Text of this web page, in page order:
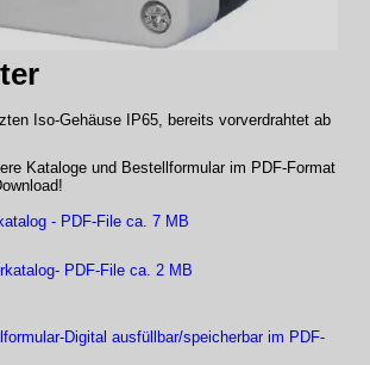
Iso-Gehäuse IP65, bereits vorverdrahtet ab
Kataloge und Bestellformular im PDF-Format
- PDF-File ca. 7 MB
PDF-File ca. 2 MB
Digital ausfüllbar/speicherbar im PDF-